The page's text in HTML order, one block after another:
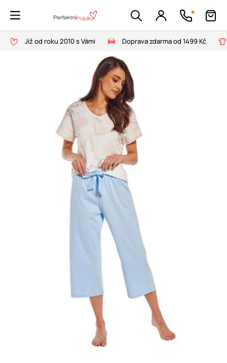
Již od roku 2010 s Vámi Doprava zdarma od 1499 Kč